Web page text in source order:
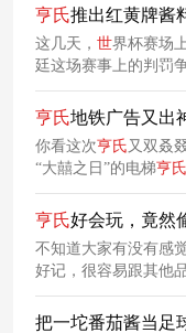
亨氏推出红黄牌酱
这几天， 世界杯赛场
廷这场赛事上的判罚
势营销的亨氏，则立
亨氏地铁广告又出
你看这次亨氏 又双叒
“大囍之日”的电梯亨氏
辙地叫人好评。
亨氏好会玩，竟然
不知道大家有没有感
好记，很容易跟其他
和喜力啤酒（
装”成喜力啤酒，混进
把一坨番茄酱当足